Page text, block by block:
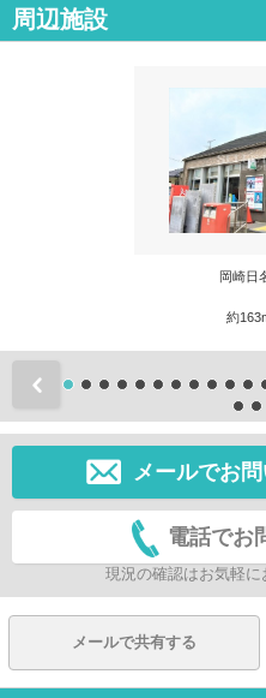
周辺施設
岡崎日
約
前
メールでお
電話でお
現況の確認はお気軽に
メールで共有する